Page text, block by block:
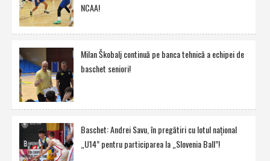
NCAA!
Milan Škobalj continuă pe banca tehnică a echipei de
baschet seniori!
Baschet: Andrei Savu, în pregătiri cu lotul naţional
„U14” pentru participarea la „Slovenia Ball”!